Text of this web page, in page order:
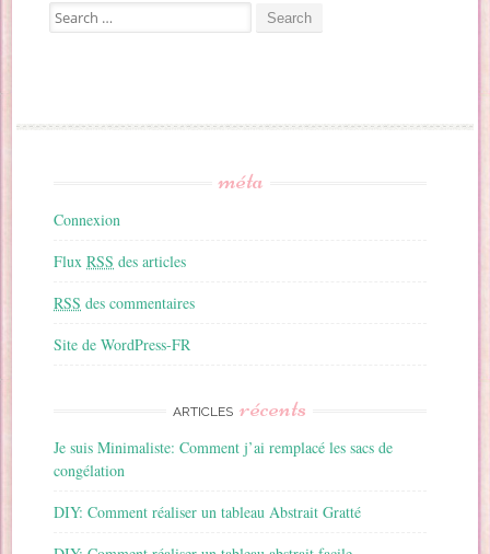
Search for:
méta
Connexion
FluxRSS des articles
RSS des commentaires
Site de WordPress-FR
ARTICLES récents
Je suis Minimaliste: Comment j’ai remplacé les sacs de
congélation
DIY: Comment réaliser un tableau Abstrait Gratté